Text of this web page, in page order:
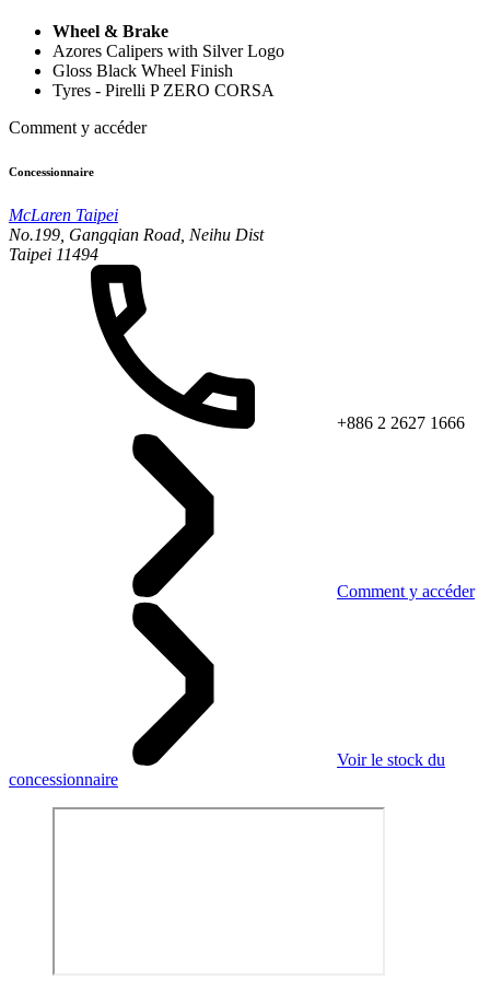
Wheel & Brake
Azores Calipers with Silver Logo
Gloss Black Wheel Finish
Tyres - Pirelli P ZERO CORSA
Comment y accéder
Concessionnaire
McLaren Taipei
No.199, Gangqian Road, Neihu Dist
Taipei 11494
+886 2 2627 1666
Comment y accéder
Voir le stock du
concessionnaire